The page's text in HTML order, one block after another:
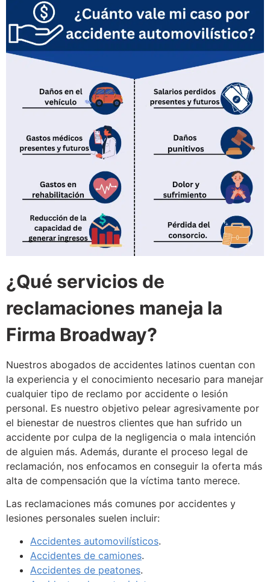
¿Qué servicios de
reclamaciones maneja la
Firma Broadway?
Nuestros abogados de accidentes latinos cuentan con
la experiencia y el conocimiento necesario para manejar
cualquier tipo de reclamo por accidente o lesión
personal. Es nuestro objetivo pelear agresivamente por
el bienestar de nuestros clientes que han sufrido un
accidente por culpa de la negligencia o mala intención
de alguien más. Además, durante el proceso legal de
reclamación, nos enfocamos en conseguir la oferta más
alta de compensación que la víctima tanto merece.
Las reclamaciones más comunes por accidentes y
lesiones personales suelen incluir:
Accidentes automovilísticos.
Accidentes de camiones.
Accidentes de peatones.